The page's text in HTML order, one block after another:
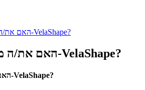
האם את/ה מועמד/ת טוב/ה ל-VelaShape?
האם את/ה מועמד/ת טוב/ה ל-VelaShape?
האם את/ה מועמד/ת טוב/ה ל-VelaShape?